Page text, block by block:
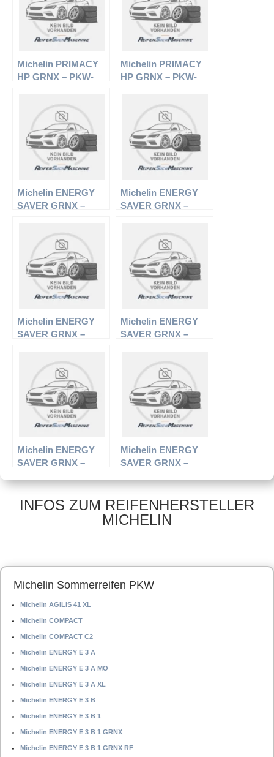
Michelin PRIMACY
HP GRNX – PKW-
Michelin PRIMACY
HP GRNX – PKW-
Michelin ENERGY
SAVER GRNX –
Sommerreifen
Michelin ENERGY
SAVER GRNX –
Sommerreifen
Michelin ENERGY
SAVER GRNX –
Sommerreifen
Michelin ENERGY
SAVER GRNX –
Sommerreifen
Michelin ENERGY
SAVER GRNX –
R15 96H –
Sommerreifen
Michelin ENERGY
SAVER GRNX –
R14 89H –
Sommerreifen
INFOS ZUM REIFENHERSTELLER
MICHELIN
Michelin Sommerreifen PKW
Michelin AGILIS 41 XL
Michelin COMPACT
Michelin COMPACT C2
Michelin ENERGY E 3 A
Michelin ENERGY E 3 A MO
Michelin ENERGY E 3 A XL
Michelin ENERGY E 3 B
Michelin ENERGY E 3 B 1
Michelin ENERGY E 3 B 1 GRNX
Michelin ENERGY E 3 B 1 GRNX RF